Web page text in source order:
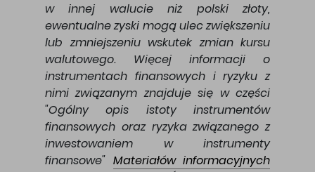
w innej walucie niż polski złoty,
ewentualne zyski mogą ulec zwiększeniu
lub zmniejszeniu wskutek zmian kursu
walutowego. Więcej informacji o
instrumentach finansowych i ryzyku z
nimi związanym znajduje się w części
"Ogólny opis istoty instrumentów
finansowych oraz ryzyka związanego z
inwestowaniem w instrumenty
finansowe" Materiałów informacyjnych